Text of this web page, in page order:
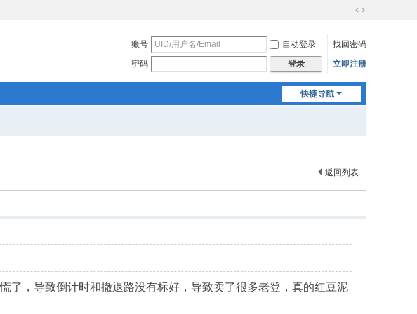
切
到
宽
账号 自动登录
找回密码
密码
登录 立即注册
快捷导航
返回列表
了，导致倒计时和撤退路没有标好，导致卖了很多老登，真的红豆泥